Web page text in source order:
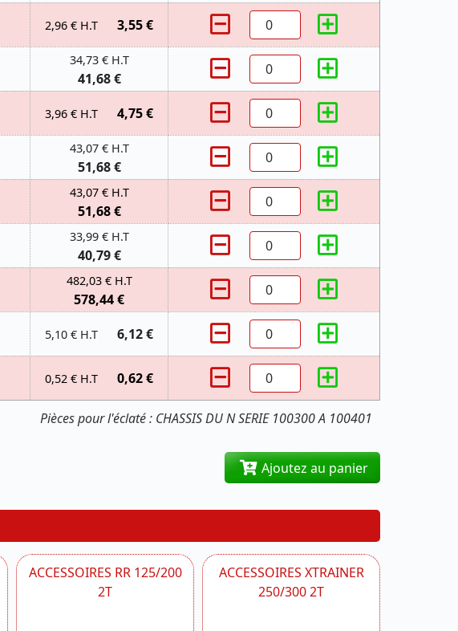
Pièces pour l'éclaté : CHASSIS DU N SERIE 100300 A 100401
2,96 € H.T 3,55 €
34,73 € H.T
41,68 €
3,96 € H.T 4,75 €
43,07 € H.T
51,68 €
43,07 € H.T
51,68 €
33,99 € H.T
40,79 €
482,03 € H.T
578,44 €
5,10 € H.T 6,12 €
0,52 € H.T 0,62 €
Ajoutez au panier
ACCESSOIRES RR 125/200
2T
ACCESSOIRES XTRAINER
250/300 2T